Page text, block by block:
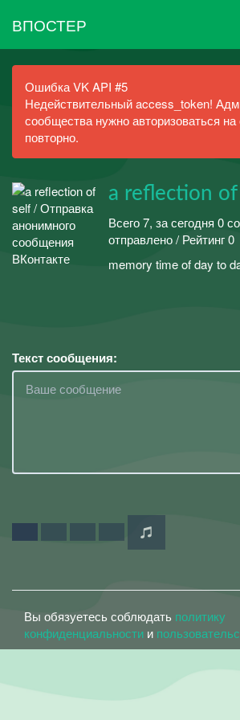
ВПОСТЕР
Ошибка VK API #5
Недействительный access_token!
сообщества нужно авторизоваться на
повторно.
a reflection
Всего 7, за сегодня 0
отправлено / Рейтинг 0
memory time of day to
Текст сообщения:
Вы обязуетесь соблюдать политику
конфиденциальности и